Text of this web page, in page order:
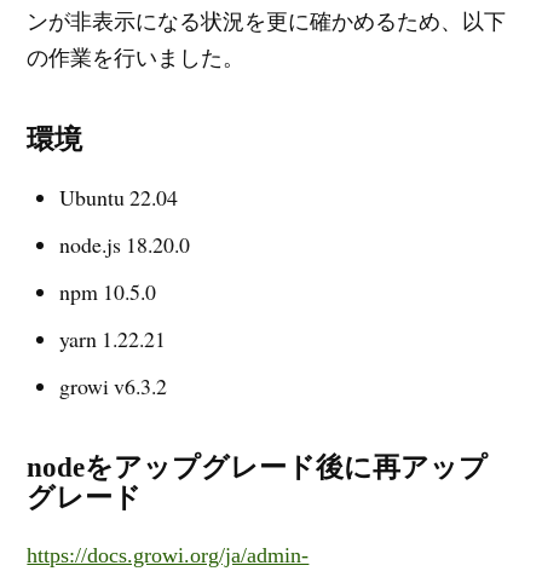
ンが非表示になる状況を更に確かめるため、以下
の作業を行いました。
環境
Ubuntu 22.04
node.js 18.20.0
npm 10.5.0
yarn 1.22.21
growi v6.3.2
nodeをアップグレード後に再アップ
グレード
https://docs.growi.org/ja/admin-